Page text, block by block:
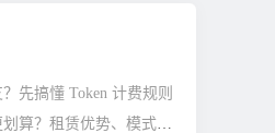
先搞懂 Token 计费规则
企业GPU算力怎么选更划算？租赁优势、模式与避坑全指南